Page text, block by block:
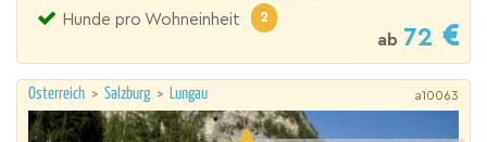
Hunde pro Wohneinheit
2
ab 72
Österreich > Salzburg > Lungau a10063